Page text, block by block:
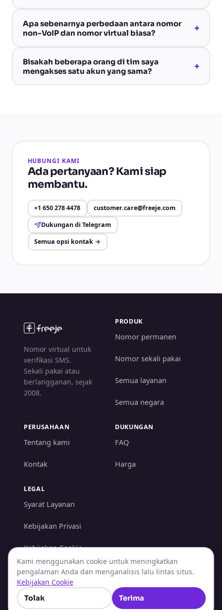
Apa sebenarnya perbedaan antara nomor
non-VoIP dan nomor virtual biasa?
+
Bisakah beberapa orang di tim saya
mengakses satu akun yang sama?
+
HUBUNGI KAMI
Ada pertanyaan? Kami siap
membantu.
+1 650 278 4478
customer.care@freeje.com
Dukungan di Telegram
Semua opsi kontak →
Nomor virtual untuk
verifikasi SMS.
Sekali pakai atau
berlangganan, sejak
2008.
PRODUK
Nomor permanen
Nomor sekali pakai
Semua layanan
Semua negara
PERUSAHAAN
Tentang kami
Kontak
DUKUNGAN
FAQ
Harga
LEGAL
Syarat Layanan
Kebijakan Privasi
Kebijakan Cookie
Kebijakan AML/KYC
Kebijakan
Pengembalian Dana
Kami menggunakan cookie untuk meningkatkan
pengalaman Anda dan menganalisis lalu lintas situs.
Kebijakan Cookie
Tolak Terima